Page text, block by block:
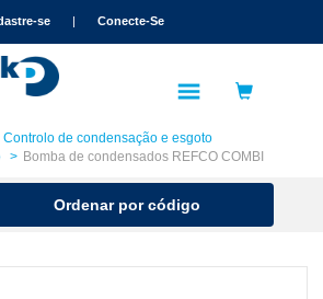
se | Conecte-Se
Controlo de condensação e esgoto
Bomba de condensados REFCO COMBI
Ordenar por código